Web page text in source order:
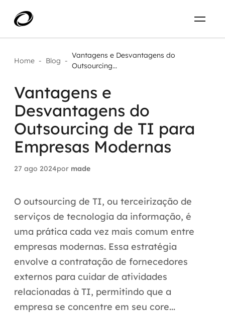
Aplicar IA com impacto real
AI / Machine Learning
IA Generativa
Aceleradores de IA
Automação inteligente
Integração de IA
RPA e hiperautomação
AI Day
Projetos
Carreira
Home - Blog -
Vantagens e Desvantagens do
Outsourcing...
Vantagens e
Desvantagens do
Outsourcing de TI para
Empresas Modernas
27 ago 2024por made
O outsourcing de TI, ou terceirização de
serviços de tecnologia da informação, é
uma prática cada vez mais comum entre
empresas modernas. Essa estratégia
envolve a contratação de fornecedores
externos para cuidar de atividades
relacionadas à TI, permitindo que a
empresa se concentre em seu core...